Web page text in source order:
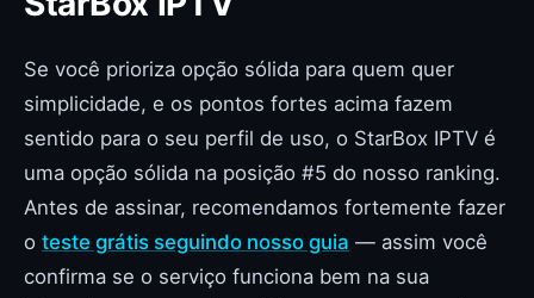
Se você prioriza opção sólida para quem quer
simplicidade, e os pontos fortes acima fazem
sentido para o seu perfil de uso, o StarBox IPTV é
uma opção sólida na posição #5 do nosso ranking.
Antes de assinar, recomendamos fortemente fazer
o teste grátis seguindo nosso guia — assim você
confirma se o serviço funciona bem na sua